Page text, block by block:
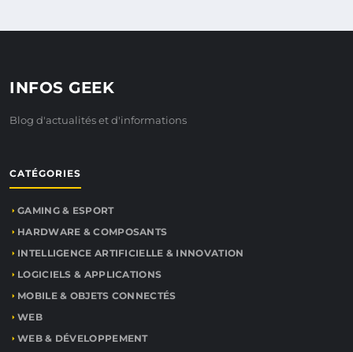
INFOS GEEK
Blog d'actualités et d'informations
CATÉGORIES
GAMING & ESPORT
HARDWARE & COMPOSANTS
INTELLIGENCE ARTIFICIELLE & INNOVATION
LOGICIELS & APPLICATIONS
MOBILE & OBJETS CONNECTÉS
WEB
WEB & DÉVELOPPEMENT